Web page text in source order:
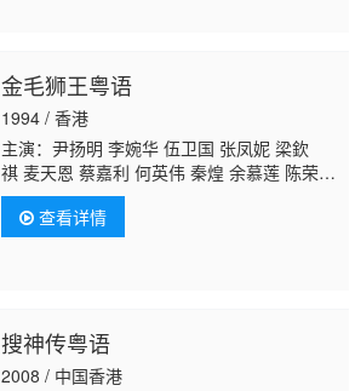
金毛狮王粤语
1994 / 香港
主演：尹扬明 李婉华 伍卫国 张凤妮 梁欽
祺 麦天恩 蔡嘉利 何英伟 秦煌 余慕莲 陈荣
峻罗君左郑家生 陈狄克 关菁 蔡国庆 黄新 冯
素波 罗国维 梁葆贞 陈勉良 陈中坚 麦皓为 邓
汝超 游飙 郭卓桦 石雲 廖丽丽 邵卓尧 黄天
查看详情
搜神传粤语
2008 / 中国香港